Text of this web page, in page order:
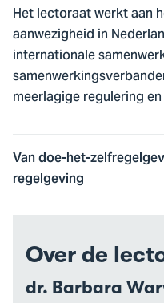
Het lectoraat werkt aan
aanwezigheid in
internationale
meerlagige regulering
Van doe-het-
regelgeving
Over de
dr. Barbara